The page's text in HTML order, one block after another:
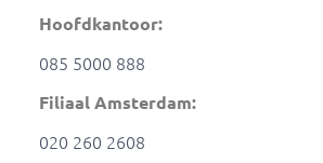
Hoofdkantoor:
085 5000 888
Filiaal Amsterdam:
020 260 2608